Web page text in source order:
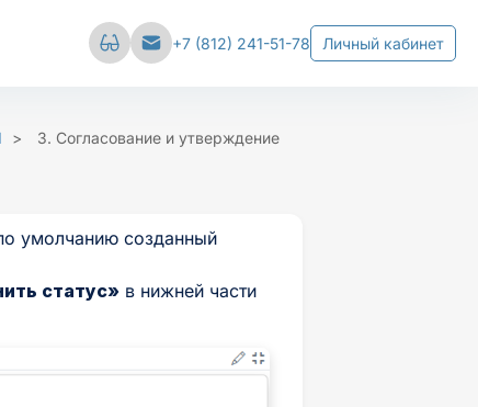
+7 (812) 241-51-78 Личный кабинет
>
3. Согласование и утверждение
умолчанию созданный
статус» в нижней части
Сбросить настройки